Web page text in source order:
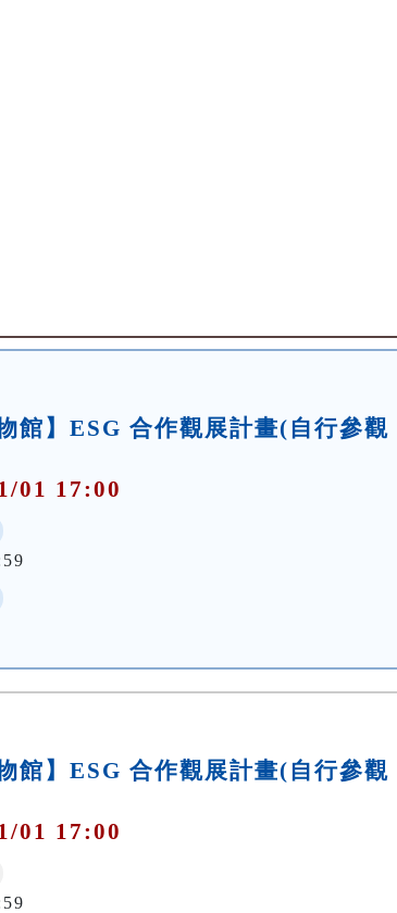
館】ESG 合作觀展計畫(自行參觀
01 17:00
館】ESG 合作觀展計畫(自行參觀
01 17:00